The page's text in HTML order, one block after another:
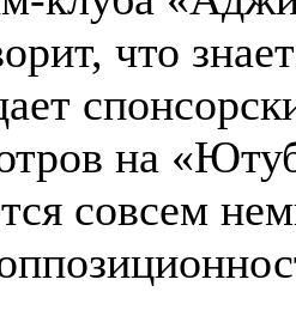
что
на
совсем